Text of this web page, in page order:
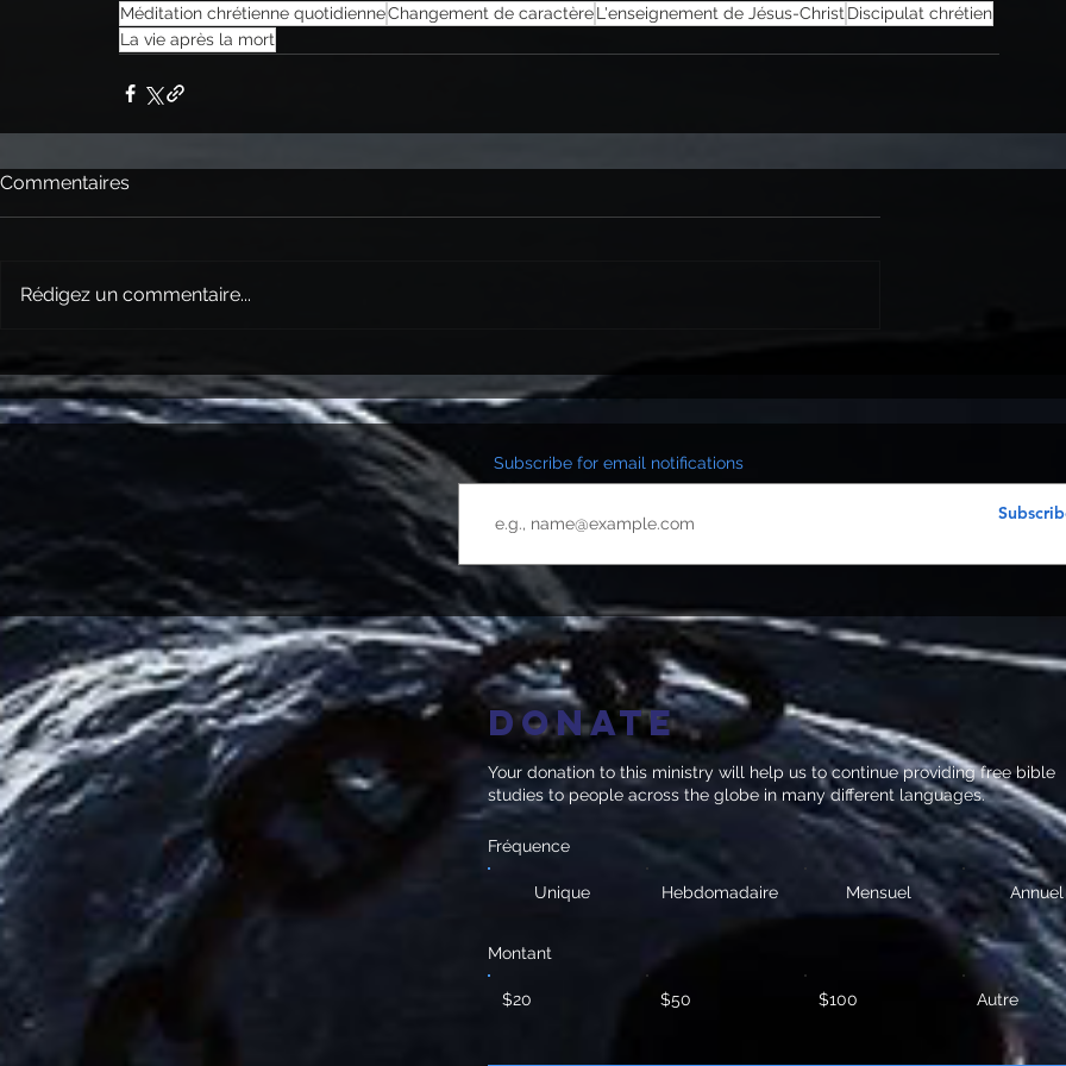
Méditation chrétienne quotidienneChangement de caractèreL'enseignement de Jésus-Christ Discipulat chrétien
La vie après la mort
Commentaires
Rédigez un commentaire...
Subscribe for email notifications
Donate
Your donation to this ministry will help us to continue providing free bible
studies to people across the globe in many different languages.
Fréquence
Unique Hebdomadaire Mensuel Annuel
Montant
$20 $50 $100 Autre